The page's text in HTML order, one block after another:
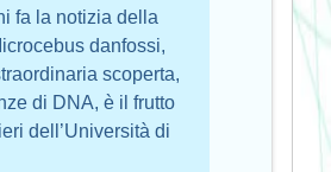
fa la notizia della
danfossi,
scoperta,
di DNA, è il frutto
dell’Università di